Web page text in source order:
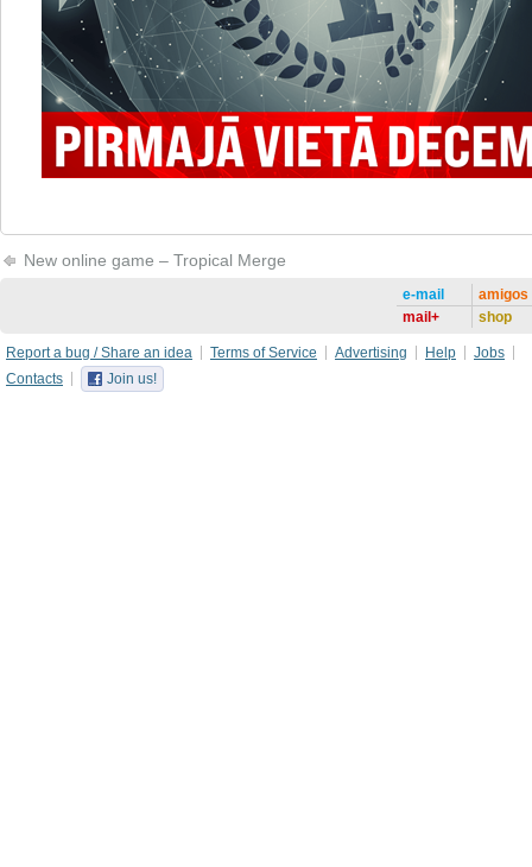
New online game – Tropical Merge
e-mail
mail+
amigos
shop
Report a bug / Share an idea Terms of Service Advertising Help
Jobs
Contacts
Join us!